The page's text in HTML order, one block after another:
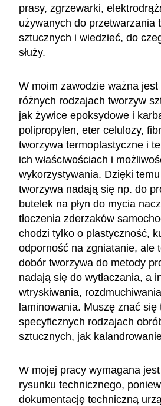
prasy, zgrzewarki,
używanych do przetwarzania
sztucznych i wiedzieć, do
służy.
W moim zawodzie ważna
różnych rodzajach tworzyw
jak żywice epoksydowe i
polipropylen, eter celulozy,
tworzywa termoplastyczne i
ich właściwościach i
wykorzystywania. Dzięki
tworzywa nadają się np. do
butelek na płyn do mycia
tłoczenia zderzaków
chodzi tylko o plastyczność,
odporność na zgniatanie, ale
dobór tworzywa do metody
nadają się do wytłaczania, a
wtryskiwania,
laminowania. Muszę znać się
specyficznych rodzajach
sztucznych, jak
W mojej pracy wymagana
rysunku technicznego,
dokumentację techniczną